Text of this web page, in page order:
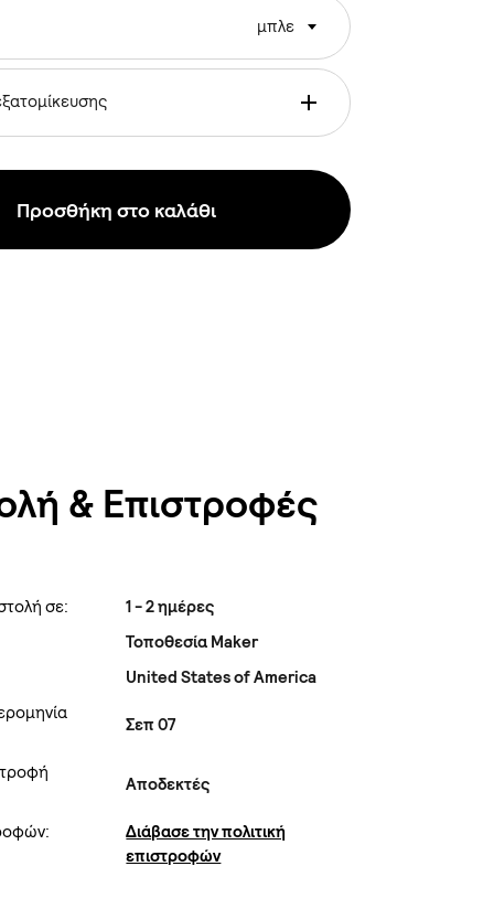
μπλε
Προσθήκη στο καλάθι
& Επιστροφές
σε:
1 - 2 ημέρες
Τοποθεσία Maker
United States of America
Σεπ 07
Αποδεκτές
Διάβασε την πολιτική
επιστροφών